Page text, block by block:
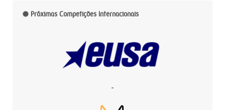
Próximas Competições Internacionais
-